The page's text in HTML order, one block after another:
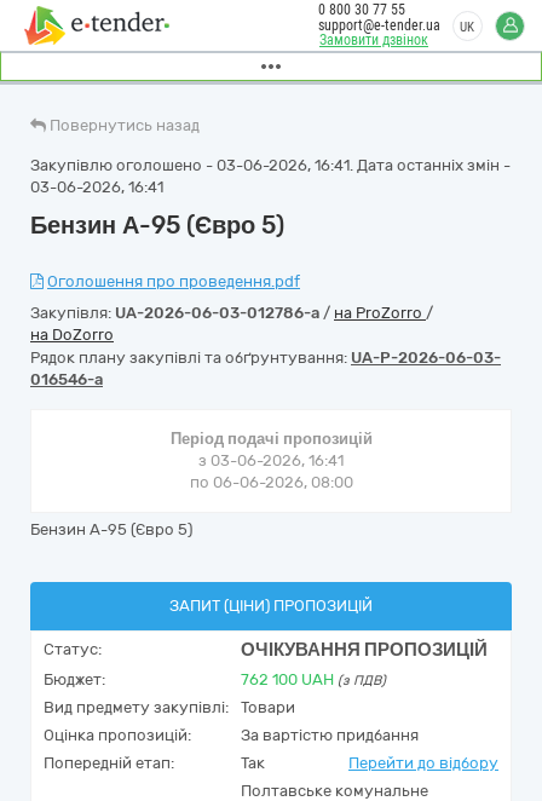
Замовити дзвінок
0 800 30 77 55
support@e-tender.ua
UK
Повернутись назад
Закупівлю оголошено - 03-06-2026, 16:41. Дата останніх змін -
03-06-2026, 16:41
Бензин А-95 (Євро 5)
Оголошення про проведення.pdf
Закупівля: UA-2026-06-03-012786-a / на ProZorro /
на DoZorro
Рядок плану закупівлі та обґрунтування: UA-P-2026-06-03-
016546-a
Період подачі пропозицій
з 03-06-2026, 16:41
по 06-06-2026, 08:00
Бензин А-95 (Євро 5)
ЗАПИТ (ЦІНИ) ПРОПОЗИЦІЙ
Статус: ОЧІКУВАННЯ ПРОПОЗИЦІЙ
Бюджет: 762 100 UAH (з ПДВ)
Вид предмету закупівлі:
Товари
Оцінка пропозицій:
За вартістю придбання
Попередній етап:
Так Перейти до відбору
Полтавське комунальне